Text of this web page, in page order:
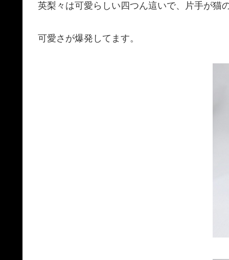
英梨々は可愛らしい四つん這いで、片手が猫
可愛さが爆発してます。